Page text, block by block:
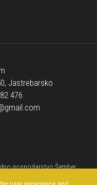
Jastrebarsko
476
gospodarstvo Šember